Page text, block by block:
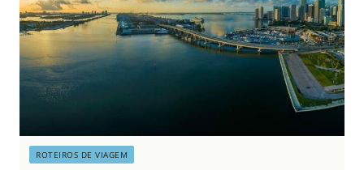
r
p
o
r
ROTEIROS DE VIAGEM